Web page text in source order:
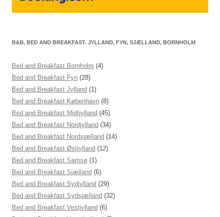
B&B, BED AND BREAKFAST. JYLLAND, FYN, SJÆLLAND, BORNHOLM
Bed and Breakfast Bornholm (4)
Bed and Breakfast Fyn (28)
Bed and Breakfast Jylland (1)
Bed and Breakfast København (8)
Bed and Breakfast Midtjylland (45)
Bed and Breakfast Nordjylland (34)
Bed and Breakfast Nordsjælland (14)
Bed and Breakfast Østjylland (12)
Bed and Breakfast Samsø (1)
Bed and Breakfast Sjælland (6)
Bed and Breakfast Sydjylland (29)
Bed and Breakfast Sydsjælland (32)
Bed and Breakfast Vestjylland (6)